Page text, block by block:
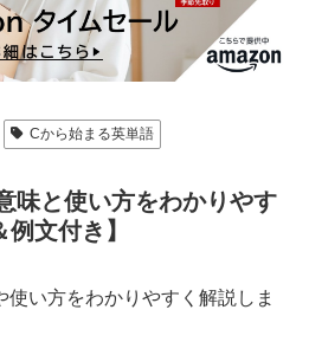
Cから始まる英単語
味と使い方をわかりやす
文付き】
使い方をわかりやすく解説しま